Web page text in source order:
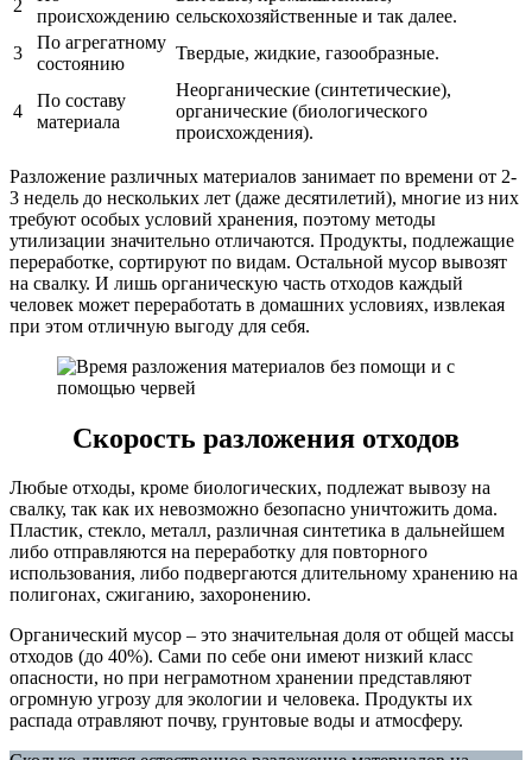
2
происхождению сельскохозяйственные и так далее.
3
По агрегатному
состоянию
Твердые, жидкие, газообразные.
4
По составу
материала
Неорганические (синтетические),
органические (биологического
происхождения).
Разложение различных материалов занимает по времени от 2-
3 недель до нескольких лет (даже десятилетий), многие из них
требуют особых условий хранения, поэтому методы
утилизации значительно отличаются. Продукты, подлежащие
переработке, сортируют по видам. Остальной мусор вывозят
на свалку. И лишь органическую часть отходов каждый
человек может переработать в домашних условиях, извлекая
при этом отличную выгоду для себя.
Скорость разложения отходов
Любые отходы, кроме биологических, подлежат вывозу на
свалку, так как их невозможно безопасно уничтожить дома.
Пластик, стекло, металл, различная синтетика в дальнейшем
либо отправляются на переработку для повторного
использования, либо подвергаются длительному хранению на
полигонах, сжиганию, захоронению.
Органический мусор – это значительная доля от общей массы
отходов (до 40%). Сами по себе они имеют низкий класс
опасности, но при неграмотном хранении представляют
огромную угрозу для экологии и человека. Продукты их
распада отравляют почву, грунтовые воды и атмосферу.